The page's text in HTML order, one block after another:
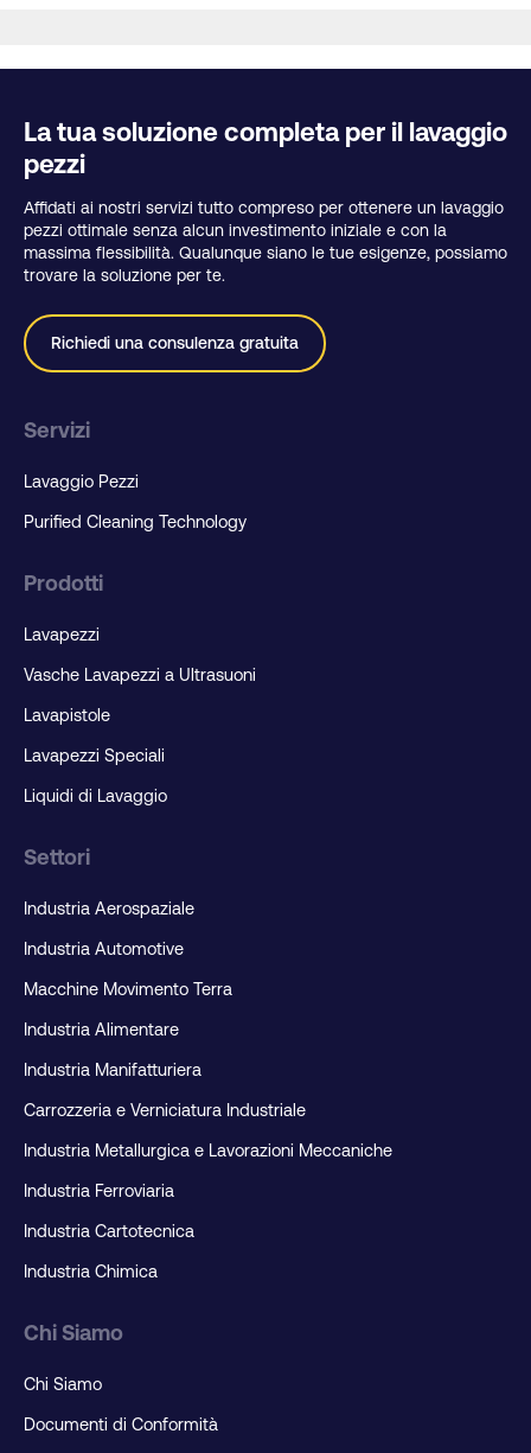
La tua soluzione completa per il lavaggio
pezzi
Affidati ai nostri servizi tutto compreso per ottenere un lavaggio
pezzi ottimale senza alcun investimento iniziale e con la
massima flessibilità. Qualunque siano le tue esigenze, possiamo
trovare la soluzione per te.
Richiedi una consulenza gratuita
Servizi
Lavaggio Pezzi
Purified Cleaning Technology
Prodotti
Lavapezzi
Vasche Lavapezzi a Ultrasuoni
Lavapistole
Lavapezzi Speciali
Liquidi di Lavaggio
Settori
Industria Aerospaziale
Industria Automotive
Macchine Movimento Terra
Industria Alimentare
Industria Manifatturiera
Carrozzeria e Verniciatura Industriale
Industria Metallurgica e Lavorazioni Meccaniche
Industria Ferroviaria
Industria Cartotecnica
Industria Chimica
Chi Siamo
Chi Siamo
Documenti di Conformità